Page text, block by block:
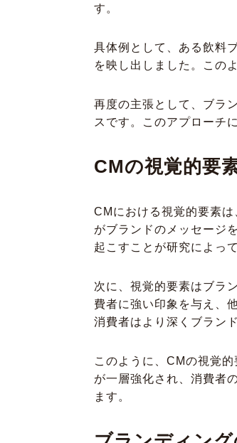
す。
具体例として、ある飲料
を映し出しました。この
再度の主張として、ブラ
スです。このアプローチ
CMの視覚的要
CMにおける視覚的要素
がブランドのメッセージ
起こすことが研究によっ
次に、視覚的要素はブラ
費者に強い印象を与え、
消費者はより深くブラン
このように、CMの視覚
が一層強化され、消費者
ます。